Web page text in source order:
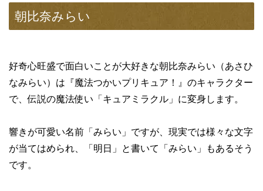
朝比奈みらい
好奇心旺盛で面白いことが大好きな朝比奈みらい（あさひ
なみらい）は『魔法つかいプリキュア！』のキャラクター
で、伝説の魔法使い「キュアミラクル」に変身します。
響きが可愛い名前「みらい」ですが、現実では様々な文字
が当てはめられ、「明日」と書いて「みらい」もあるそう
です。